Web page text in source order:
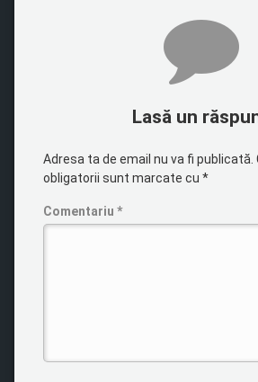
Lasă un
Adresa ta de email nu va fi publicată.
obligatorii sunt marcate cu *
Comentariu *